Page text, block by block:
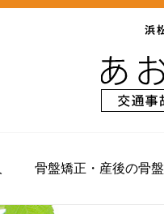
骨盤矯正・産後の骨盤